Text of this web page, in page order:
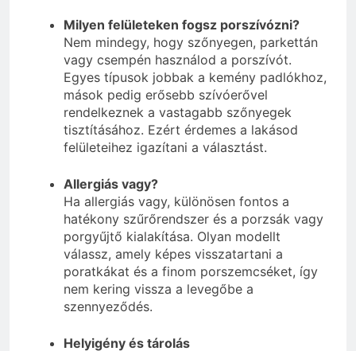
Milyen felületeken fogsz porszívózni?
Nem mindegy, hogy szőnyegen, parkettán
vagy csempén használod a porszívót.
Egyes típusok jobbak a kemény padlókhoz,
mások pedig erősebb szívóerővel
rendelkeznek a vastagabb szőnyegek
tisztításához. Ezért érdemes a lakásod
felületeihez igazítani a választást.
Allergiás vagy?
Ha allergiás vagy, különösen fontos a
hatékony szűrőrendszer és a porzsák vagy
porgyűjtő kialakítása. Olyan modellt
válassz, amely képes visszatartani a
poratkákat és a finom porszemcséket, így
nem kering vissza a levegőbe a
szennyeződés.
Helyigény és tárolás